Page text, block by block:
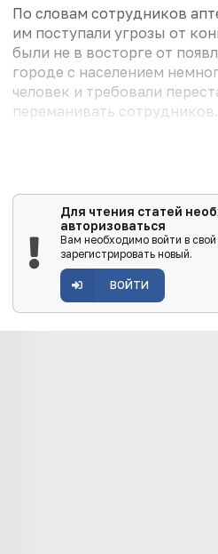
По словам сотрудников
им поступали угрозы от
были не в восторге от
городе с населением
человек и требовали
переманивать
Для чтения статей
авторизоваться
Вам необходимо войти в
зарегистрировать новый.
ВОЙТИ